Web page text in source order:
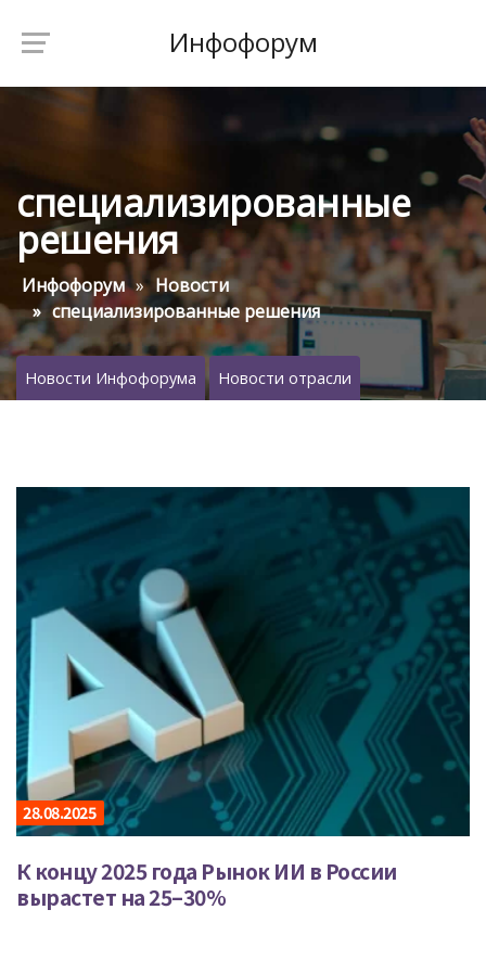
Инфофорум
специализированные
решения
Инфофорум
Новости
специализированные решения
Новости Инфофорума Новости отрасли
28.08.2025
К концу 2025 года Рынок ИИ в России
вырастет на 25–30%